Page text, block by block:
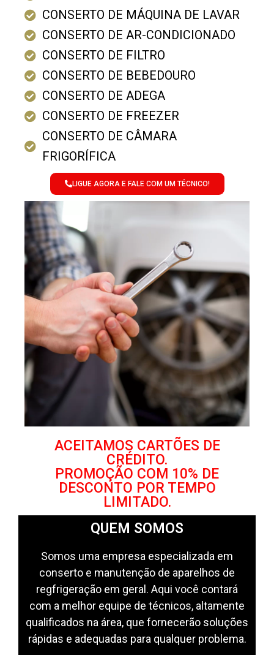
CONSERTO DE MÁQUINA DE LAVAR
CONSERTO DE AR-CONDICIONADO
CONSERTO DE FILTRO
CONSERTO DE BEBEDOURO
CONSERTO DE ADEGA
CONSERTO DE FREEZER
CONSERTO DE CÂMARA
FRIGORÍFICA
LIGUE AGORA E FALE COM UM TÉCNICO!
ACEITAMOS CARTÕES DE
CRÉDITO.
PROMOÇÃO COM 10% DE
DESCONTO POR TEMPO
LIMITADO.
QUEM SOMOS
Somos uma empresa especializada em
conserto e manutenção de aparelhos de
regfrigeração em geral. Aqui você contará
com a melhor equipe de técnicos, altamente
qualificados na área, que fornecerão soluções
rápidas e adequadas para qualquer problema.